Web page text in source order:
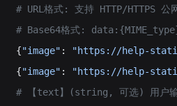
# URL格式: 支持 HTTP/HTTPS 公
# Base64格式:
{
"image" : "https://help-
{
"image" : "https://help-
# 【text】(string, 可选) 用户输